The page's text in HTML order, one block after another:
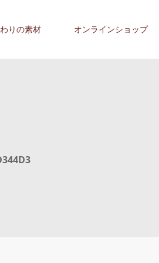
りの素材 オンラインショップ